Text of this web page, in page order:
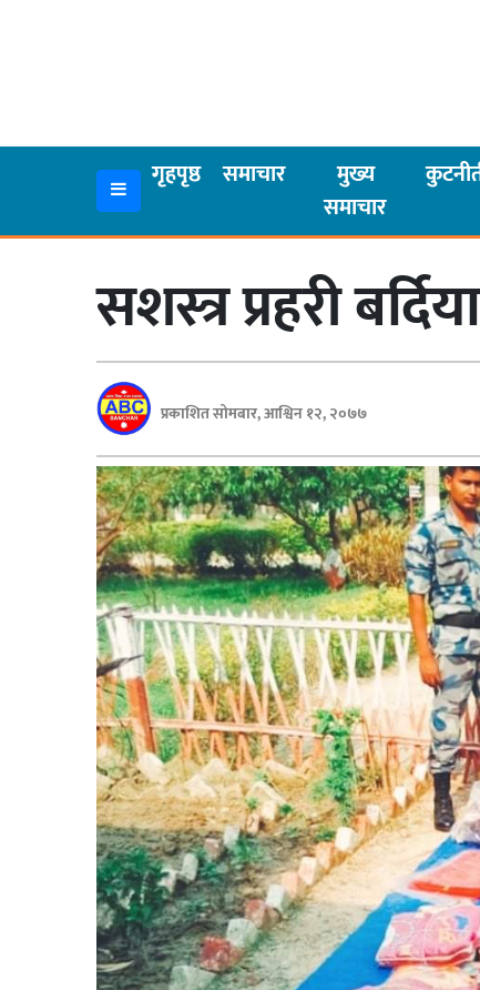
गृहपृष्ठ समाचार
मुख्य
समाचार
समाचार
पत्रपत्रिका
जीवनशैली
सशस्त्र प्रहरी
प्रकाशित सोमबार, आश्विन १२, २०७७